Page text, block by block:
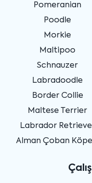
Pomeranian
Poodle
Morkie
Maltipoo
Schnauzer
Labradoodle
Border Collie
Maltese Terrier
Labrador
Alman Çoban